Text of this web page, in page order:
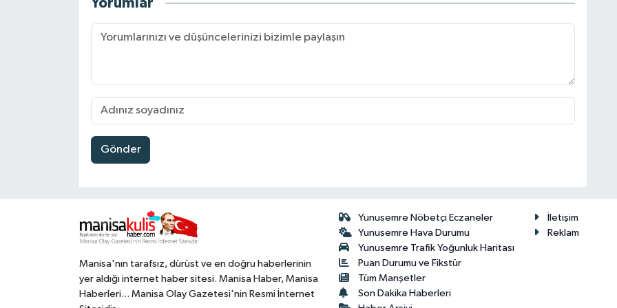
Yorumlar
Gönder
Manisa'nın tarafsız, dürüst ve en doğru haberlerinin
yer aldığı internet haber sitesi. Manisa Haber, Manisa
Haberleri... Manisa Olay Gazetesi'nin Resmi İnternet
Yunusemre Nöbetçi Eczaneler
Yunusemre Hava Durumu
Yunusemre Trafik Yoğunluk Haritası
Puan Durumu ve Fikstür
Tüm Manşetler
Son Dakika Haberleri
İletişim
Reklam